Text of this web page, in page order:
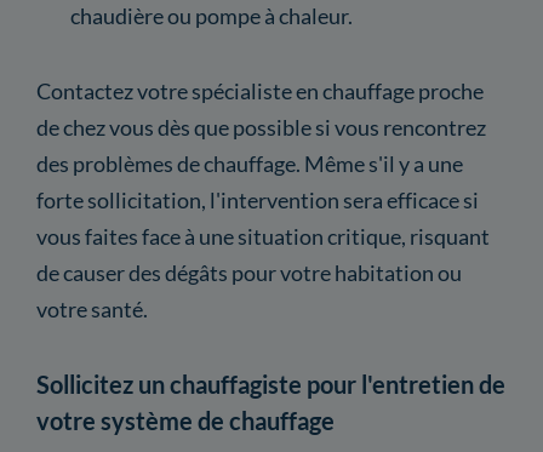
chaudière ou pompe à chaleur.
Contactez votre spécialiste en chauffage proche
de chez vous dès que possible si vous rencontrez
des problèmes de chauffage. Même s'il y a une
forte sollicitation, l'intervention sera efficace si
vous faites face à une situation critique, risquant
de causer des dégâts pour votre habitation ou
votre santé.
Sollicitez un chauffagiste pour l'entretien de
votre système de chauffage